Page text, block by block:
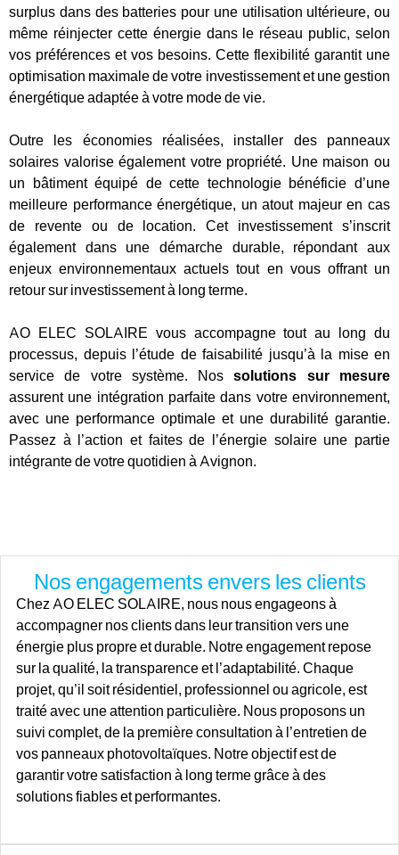
surplus dans des batteries pour une utilisation ultérieure, ou
même réinjecter cette énergie dans le réseau public, selon
vos préférences et vos besoins. Cette flexibilité garantit une
optimisation maximale de votre investissement et une gestion
énergétique adaptée à votre mode de vie.
Outre les économies réalisées, installer des panneaux
solaires valorise également votre propriété. Une maison ou
un bâtiment équipé de cette technologie bénéficie d’une
meilleure performance énergétique, un atout majeur en cas
de revente ou de location. Cet investissement s’inscrit
également dans une démarche durable, répondant aux
enjeux environnementaux actuels tout en vous offrant un
retour sur investissement à long terme.
AO ELEC SOLAIRE vous accompagne tout au long du
processus, depuis l’étude de faisabilité jusqu’à la mise en
service de votre système. Nossolutions sur mesure
assurent une intégration parfaite dans votre environnement,
avec une performance optimale et une durabilité garantie.
Passez à l’action et faites de l’énergie solaire une partie
intégrante de votre quotidien à Avignon.
Nos engagements envers les clients
Chez AO ELEC SOLAIRE, nous nous engageons à
accompagner nos clients dans leur transition vers une
énergie plus propre et durable. Notre engagement repose
sur la qualité, la transparence et l’adaptabilité. Chaque
projet, qu’il soit résidentiel, professionnel ou agricole, est
traité avec une attention particulière. Nous proposons un
suivi complet, de la première consultation à l’entretien de
vos panneaux photovoltaïques. Notre objectif est de
garantir votre satisfaction à long terme grâce à des
solutions fiables et performantes.